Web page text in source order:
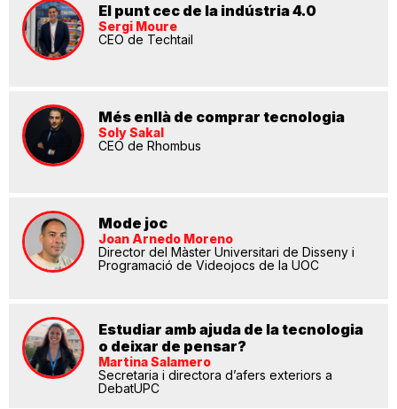
El punt cec de la indústria 4.0
Sergi Moure
CEO de Techtail
Més enllà de comprar tecnologia
Soly Sakal
CEO de Rhombus
Mode joc
Joan Arnedo Moreno
Director del Màster Universitari de Disseny i
Programació de Videojocs de la UOC
Estudiar amb ajuda de la tecnologia
o deixar de pensar?
Martina Salamero
Secretaria i directora d’afers exteriors a
DebatUPC